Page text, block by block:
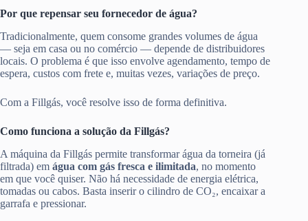
Por que repensar seu fornecedor de água?
Tradicionalmente, quem consome grandes volumes de água
— seja em casa ou no comércio — depende de distribuidores
locais. O problema é que isso envolve agendamento, tempo de
espera, custos com frete e, muitas vezes, variações de preço.
Com a Fillgás, você resolve isso de forma definitiva.
Como funciona a solução da Fillgás?
A máquina da Fillgás permite transformar água da torneira (já
filtrada) em água com gás fresca e ilimitada, no momento
em que você quiser. Não há necessidade de energia elétrica,
tomadas ou cabos. Basta inserir o cilindro de CO₂, encaixar a
garrafa e pressionar.